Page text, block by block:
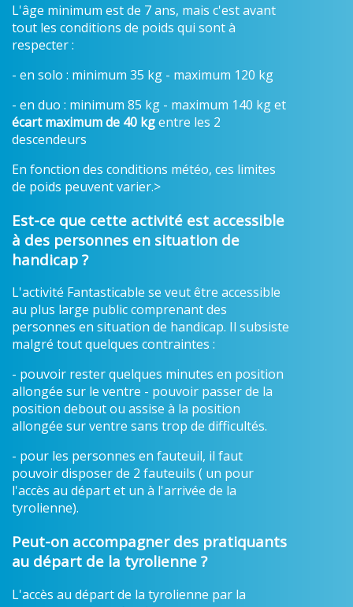
L'âge minimum est de 7 ans, mais c'est avant
tout les conditions de poids qui sont à
respecter :
- en solo : minimum 35 kg - maximum 120 kg
- en duo : minimum 85 kg - maximum 140 kg et
écart maximum de 40 kgentre les 2
descendeurs
En fonction des conditions météo, ces limites
de poids peuvent varier.>
Est-ce que cette activité est accessible
à des personnes en situation de
handicap ?
L'activité Fantasticable se veut être accessible
au plus large public comprenant des
personnes en situation de handicap. Il subsiste
malgré tout quelques contraintes :
- pouvoir rester quelques minutes en position
allongée sur le ventre - pouvoir passer de la
position debout ou assise à la position
allongée sur ventre sans trop de difficultés.
- pour les personnes en fauteuil, il faut
pouvoir disposer de 2 fauteuils ( un pour
l'accès au départ et un à l'arrivée de la
tyrolienne).
Peut-on accompagner des pratiquants
au départ de la tyrolienne ?
L'accès au départ de la tyrolienne par la